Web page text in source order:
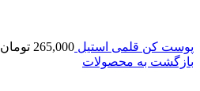
پوست کن قلمی استیل 265,000 تومان
بازگشت به محصولات